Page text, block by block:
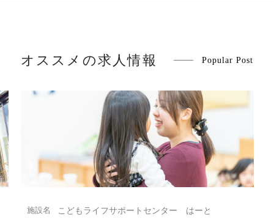
オススメの求人情報 Popular Post
こどもライフサポートセンター はーと